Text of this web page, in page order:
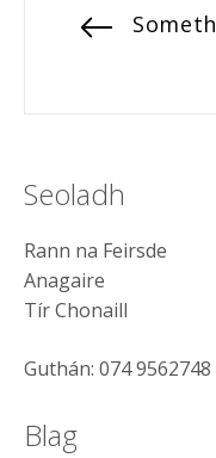
Post
Seoladh
Rann na Feirsde
Anagaire
Tír Chonaill
Guthán: 074 9562748
Blag